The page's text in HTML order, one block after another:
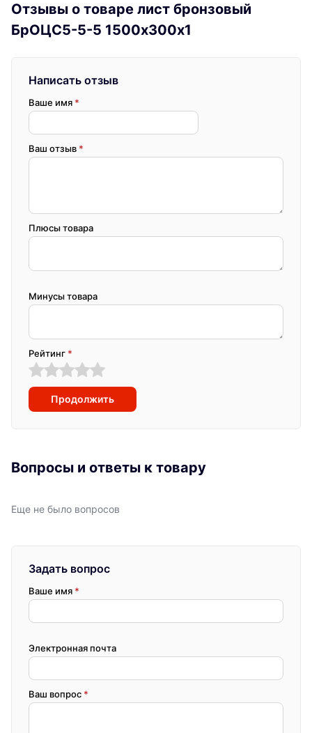
Отзывы о товаре лист бронзовый
БрОЦС5-5-5 1500х300х1
Написать отзыв
Ваше имя *
Ваш отзыв *
Плюсы товара
Минусы товара
Рейтинг *
Продолжить
Вопросы и ответы к товару
Еще не было вопросов
Задать вопрос
Ваше имя *
Электронная почта
Ваш вопрос *